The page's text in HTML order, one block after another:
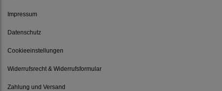
Impressum
Datenschutz
Cookieeinstellungen
Widerrufsrecht & Widerrufsformular
Zahlung und Versand